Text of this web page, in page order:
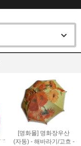
[명화몰] 명화장우산
(자동) - 해바라기/고흐 -